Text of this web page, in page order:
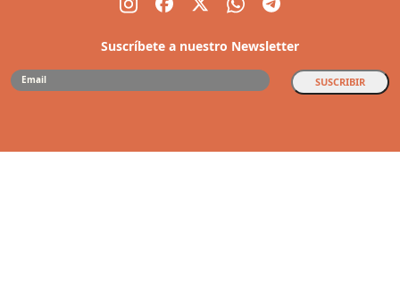
Suscríbete a nuestro Newsletter
SUSCRIBIR